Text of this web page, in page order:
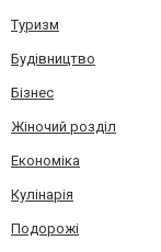
Туризм
Будівництво
Бізнес
Жіночий розділ
Економіка
Кулінарія
Подорожі